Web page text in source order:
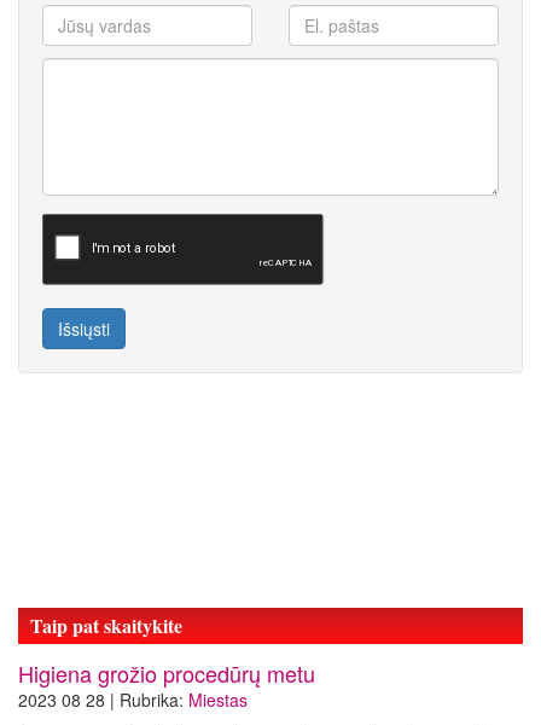
Išsiųsti
Taip pat skaitykite
Higiena grožio procedūrų metu
2023 08 28 | Rubrika: Miestas